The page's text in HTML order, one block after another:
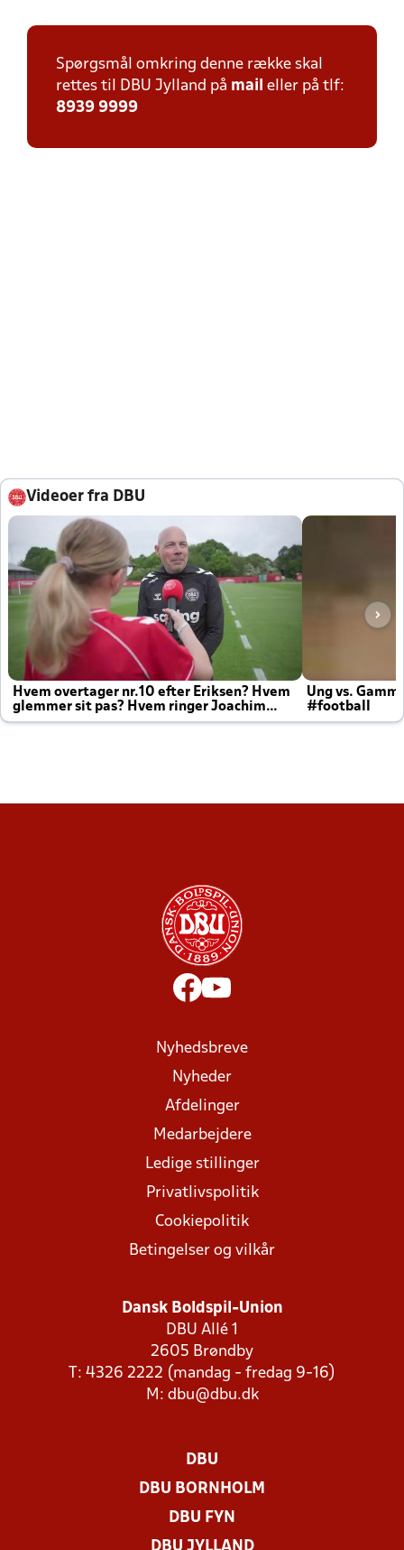
Spørgsmål omkring denne række skal
rettes til DBU Jylland på mail eller på tlf:
8939 9999
Videoer fra DBU
Hvem overtager nr.10 efter Eriksen? Hvem
glemmer sit pas? Hvem ringer Joachim
altid til efter kampe?
Ung vs.
#football
Nyhedsbreve
Nyheder
Afdelinger
Medarbejdere
Ledige stillinger
Privatlivspolitik
Cookiepolitik
Betingelser og vilkår
Dansk Boldspil-Union
DBU Allé 1
2605 Brøndby
T: 4326 2222 (mandag - fredag 9-16)
M: dbu@dbu.dk
DBU
DBU BORNHOLM
DBU FYN